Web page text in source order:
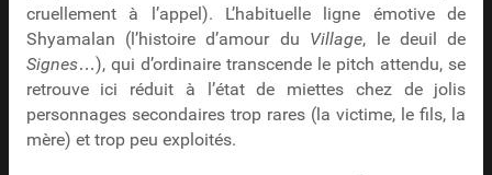
cruellement à l’appel). L’habituelle ligne émotive de
Shyamalan (l’histoire d’amour du Village, le deuil de
Signes…), qui d’ordinaire transcende le pitch attendu, se
retrouve ici réduit à l’état de miettes chez de jolis
personnages secondaires trop rares (la victime, le fils, la
mère) et trop peu exploités.